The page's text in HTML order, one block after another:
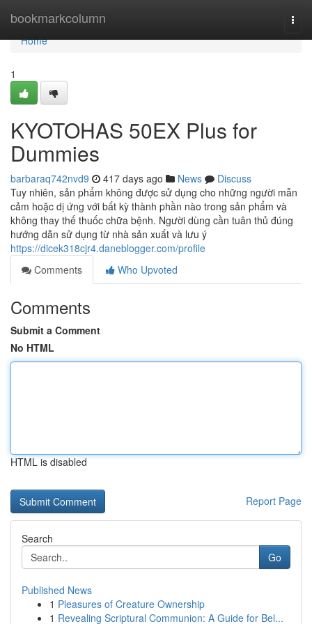
bookmarkcolumn
Home
Home
1
KYOTOHAS 50EX Plus for
Dummies
barbaraq742nvd9 417 days ago News
Discuss
Tuy nhiên, sản phẩm không được sử dụng cho những người mẫn
cảm hoặc dị ứng với bất kỳ thành phần nào trong sản phẩm và
không thay thế thuốc chữa bệnh. Người dùng cần tuân thủ đúng
hướng dẫn sử dụng từ nhà sản xuất và lưu ý
https://dicek318cjr4.daneblogger.com/profile
Comments
Who Upvoted
Comments
Submit a Comment
No HTML
HTML is disabled
Report Page
Search
Go
Published News
1 Pleasures of Creature Ownership
1 Revealing Scriptural Communion: A Guide for Bel...